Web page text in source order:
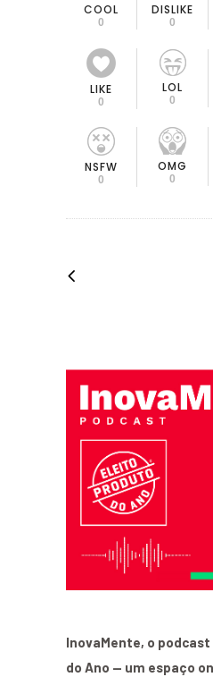
COOL
0
DISLIKE
0
LIKE
0
LOL
0
NSFW
0
OMG
0
InovaMente, o
do Ano — um espaço